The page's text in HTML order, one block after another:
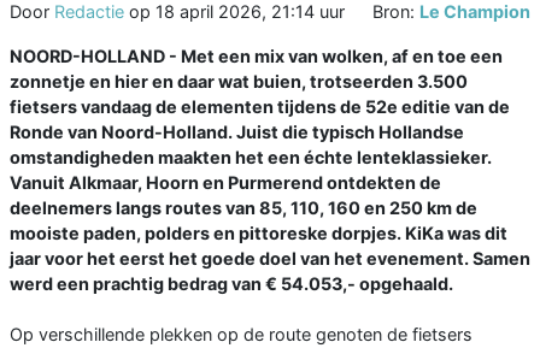
Door Redactie op 18 april 2026, 21:14 uur Bron: Le Champion
NOORD-HOLLAND - Met een mix van wolken, af en toe een
zonnetje en hier en daar wat buien, trotseerden 3.500
fietsers vandaag de elementen tijdens de 52e editie van de
Ronde van Noord-Holland. Juist die typisch Hollandse
omstandigheden maakten het een échte lenteklassieker.
Vanuit Alkmaar, Hoorn en Purmerend ontdekten de
deelnemers langs routes van 85, 110, 160 en 250 km de
mooiste paden, polders en pittoreske dorpjes. KiKa was dit
jaar voor het eerst het goede doel van het evenement. Samen
werd een prachtig bedrag van € 54.053,- opgehaald.
Op verschillende plekken op de route genoten de fietsers